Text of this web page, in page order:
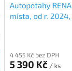
Autopotahy
místa, od r. 2024,
4 455 Kč bez DPH
5 390 Kč / ks